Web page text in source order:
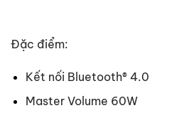
Đặc điểm:
Kết nối Bluetooth® 4.0
Master Volume 60W